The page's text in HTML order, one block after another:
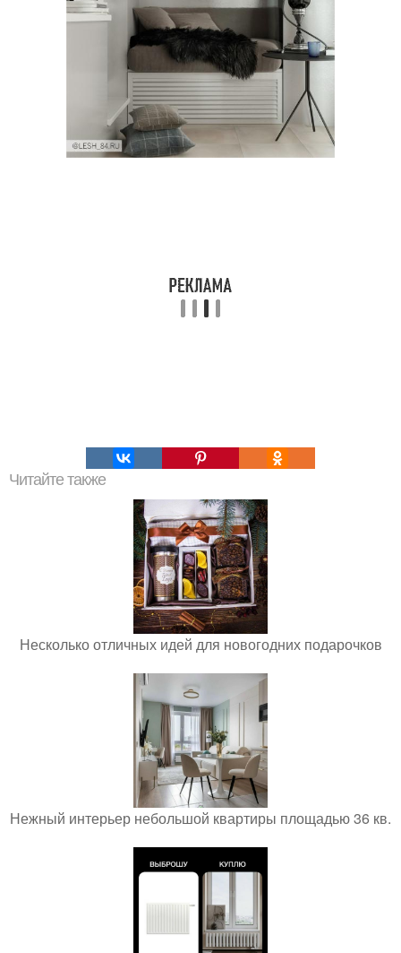
Читайте также
Несколько отличных идей для новогодних подарочков
Нежный интерьер небольшой квартиры площадью 36 кв.